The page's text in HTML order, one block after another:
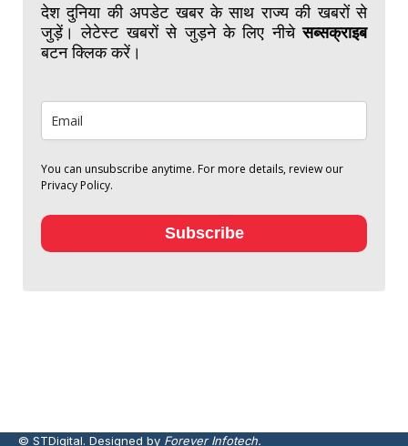
देश दुनिया की अपडेट खबर के साथ राज्य की खबरों से
जुड़ें। लेटेस्ट खबरों से जुड़ने के लिए नीचेसब्सक्राइब
बटन क्लिक करें।
You can unsubscribe anytime. For more details, review our
Privacy Policy.
Subscribe
© STDigital. Designed by Forever Infotech.